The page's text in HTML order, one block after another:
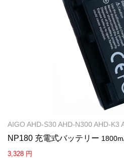
AIGO AHD-S30 AHD-N300 AHD-K3
NP180 充電式バッテリー
3,328 円